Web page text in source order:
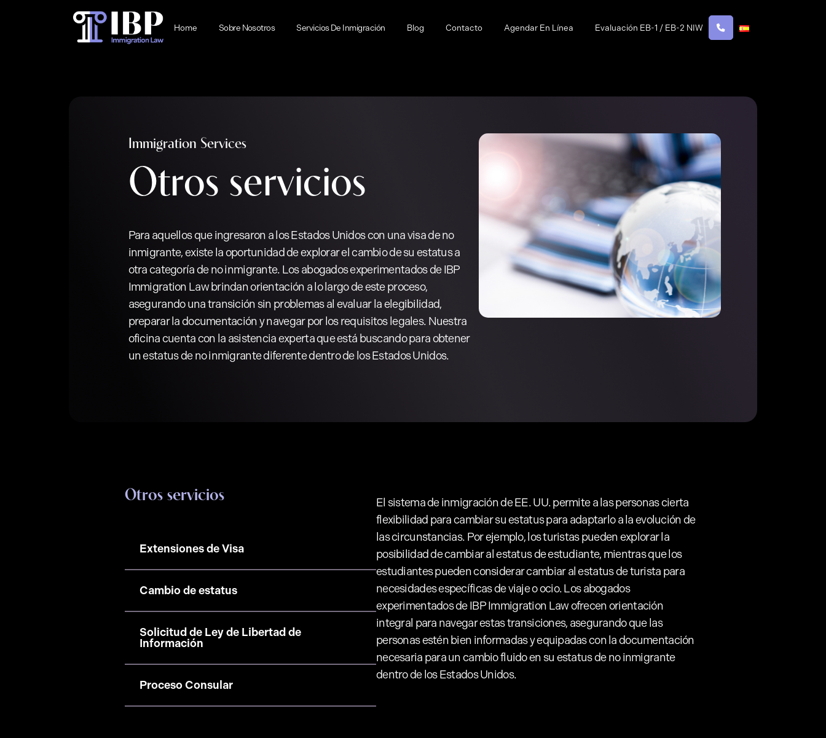
Home Sobre Nosotros Servicios De Inmigración Blog Contacto Agendar En Línea Evaluación EB-1 / EB-2 NIW
Immigration Services
Otros servicios
Para aquellos que ingresaron a los Estados Unidos con una visa de no
inmigrante, existe la oportunidad de explorar el cambio de su estatus a
otra categoría de no inmigrante. Los abogados experimentados de IBP
Immigration Law brindan orientación a lo largo de este proceso,
asegurando una transición sin problemas al evaluar la elegibilidad,
preparar la documentación y navegar por los requisitos legales. Nuestra
oficina cuenta con la asistencia experta que está buscando para obtener
un estatus de no inmigrante diferente dentro de los Estados Unidos.
Otros servicios
Extensiones de Visa
Cambio de estatus
Solicitud de Ley de Libertad de
Información
Proceso Consular
El sistema de inmigración de EE. UU. permite a las personas cierta
flexibilidad para cambiar su estatus para adaptarlo a la evolución de
las circunstancias. Por ejemplo, los turistas pueden explorar la
posibilidad de cambiar al estatus de estudiante, mientras que los
estudiantes pueden considerar cambiar al estatus de turista para
necesidades específicas de viaje o ocio. Los abogados
experimentados de IBP Immigration Law ofrecen orientación
integral para navegar estas transiciones, asegurando que las
personas estén bien informadas y equipadas con la documentación
necesaria para un cambio fluido en su estatus de no inmigrante
dentro de los Estados Unidos.